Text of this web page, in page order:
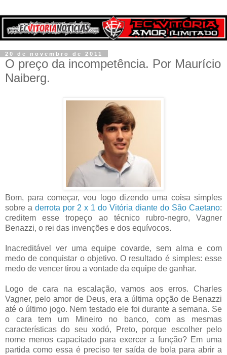
20 de novembro de 2011
O preço da incompetência. Por Maurício
Naiberg.
Bom, para começar, vou logo dizendo uma coisa simples
sobre a derrota por 2 x 1 do Vitória diante do São Caetano:
creditem esse tropeço ao técnico rubro-negro, Vagner
Benazzi, o rei das invenções e dos equívocos.
Inacreditável ver uma equipe covarde, sem alma e com
medo de conquistar o objetivo. O resultado é simples: esse
medo de vencer tirou a vontade da equipe de ganhar.
Logo de cara na escalação, vamos aos erros. Charles
Vagner, pelo amor de Deus, era a última opção de Benazzi
até o último jogo. Nem testado ele foi durante a semana. Se
o cara tem um Mineiro no banco, com as mesmas
características do seu xodó, Preto, porque escolher pelo
nome menos capacitado para exercer a função? Em uma
partida como essa é preciso ter saída de bola para abrir a